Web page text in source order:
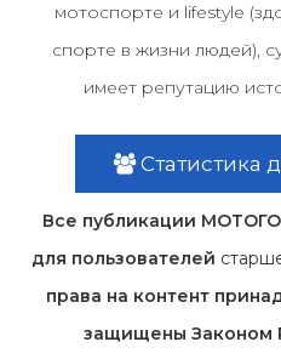
мотоспорте и lifestyle
спорте в жизни людей),
имеет репутацию
Статистика
Все публикации
для пользователей
права на контент
защищены Законом